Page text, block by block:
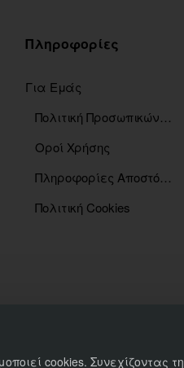
cookies.
Πληροφορίες
Για Εμάς
Πολιτική Προσωπικών Δεδομένων
Οροί Χρήσης
Πληροφορίες Αποστόλης
Πολιτική Cookies